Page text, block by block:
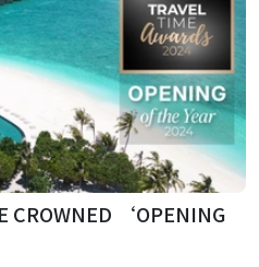
CROWNED ‘OPENING